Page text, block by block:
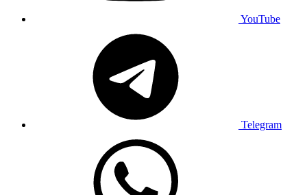
YouTube
Telegram